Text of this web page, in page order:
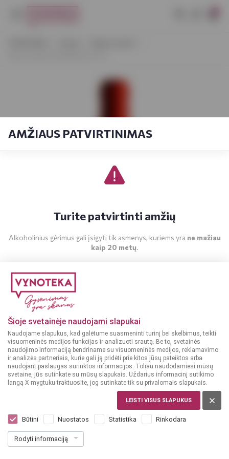
Šioje svetainėje naudojami slapukai
Naudojame slapukus, kad galėtume suasmeninti turinį bei skelbimus, teikti
visuomeninės medijos funkcijas ir analizuoti srautą. Be to, svetainės
naudojimo informaciją bendriname su visuomeninės medijos, reklamavimo
ir analizės partneriais, kurie gali ją pridėti prie kitos jūsų pateiktos arba
naudojant paslaugas surinktos informacijos. Toliau naudodamiesi mūsų
svetaine, jūs sutinkate su mūsų slapukais. Uždarius informacinį sutikimo
langą X mygtuku traktuosite, jog sutinkate tik su privalomais slapukais.
LEISTI VISUS SLAPUKUS
Būtini Nuostatos Statistika Rinkodara
Rodyti informaciją
AMŽIAUS PATVIRTINIMAS
Turite patvirtinti amžių
Alkoholinius gėrimus gali įsigyti tik asmenys, kuriems yra ne mažiau
kaip 20 metų.
Silk and Spice Red Blend 0,75 L
(1)
49
UŽSISAKYKITE AKCIJŲ LEIDINUKĄ
Skaniausias naujienas bei geriausias akcijas gausite pirmieji!
Sutinku su„Vynoteka“
Paspausdamas patvirtinu, kad sutinku, kad mano duomenys būtų tvarkomi tiesioginės rinkodaros
tikslu ir kad esu susipažinęs su privatumo politikoje numatytomis tvarkymo sąlygomis*
PRENUMERUOTI